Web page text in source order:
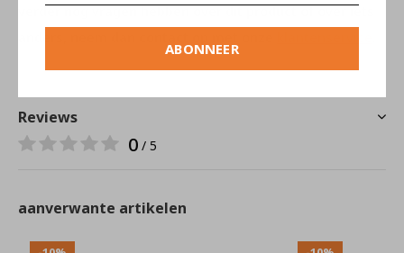
ABONNEER
verder nog vragen hebben over dit product of over iets
Reviews
0 / 5
aanverwante artikelen